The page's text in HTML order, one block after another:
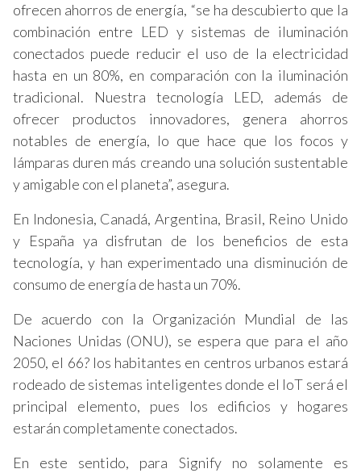
ofrecen ahorros de energía, “se ha descubierto que la
combinación entre LED y sistemas de iluminación
conectados puede reducir el uso de la electricidad
hasta en un 80%, en comparación con la iluminación
tradicional. Nuestra tecnología LED, además de
ofrecer productos innovadores, genera ahorros
notables de energía, lo que hace que los focos y
lámparas duren más creando una solución sustentable
y amigable con el planeta”, asegura.
En Indonesia, Canadá, Argentina, Brasil, Reino Unido
y España ya disfrutan de los beneficios de esta
tecnología, y han experimentado una disminución de
consumo de energía de hasta un 70%.
De acuerdo con la Organización Mundial de las
Naciones Unidas (ONU), se espera que para el año
2050, el 66? los habitantes en centros urbanos estará
rodeado de sistemas inteligentes donde el IoT será el
principal elemento, pues los edificios y hogares
estarán completamente conectados.
En este sentido, para Signify no solamente es